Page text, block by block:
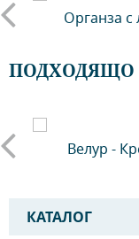
Органза с
ПОДХОДЯЩО
Велур -
КАТАЛОГ